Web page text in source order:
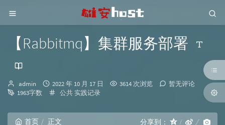
【Rabbitmq】集群服务部署
博
主：
admin
发
布
2022 年 10 月 17 日 3614 次浏览
暂无评论
1963字数
分
公共实践记录
首页 正文 分享到：